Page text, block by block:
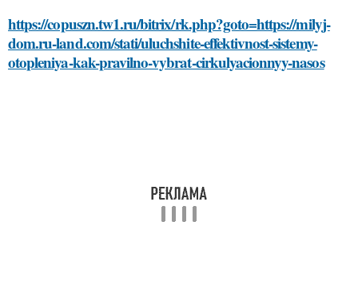
https://copuszn.tw1.ru/bitrix/rk.php?goto=https://milyj-
dom.ru-land.com/stati/uluchshite-effektivnost-sistemy-
otopleniya-kak-pravilno-vybrat-cirkulyacionnyy-nasos